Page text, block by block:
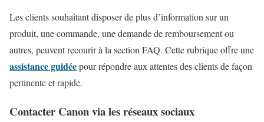
Les clients souhaitant disposer de plus d’information sur un
produit, une commande, une demande de remboursement ou
autres, peuvent recourir à la section FAQ. Cette rubrique offre une
assistance guidéepour répondre aux attentes des clients de façon
pertinente et rapide.
Contacter Canon via les réseaux sociaux